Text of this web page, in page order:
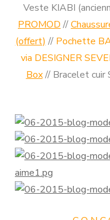
Veste KIABI
PROMOD //
(offert) // Pochette
via DESIGNER
Box// Bracelet cuir